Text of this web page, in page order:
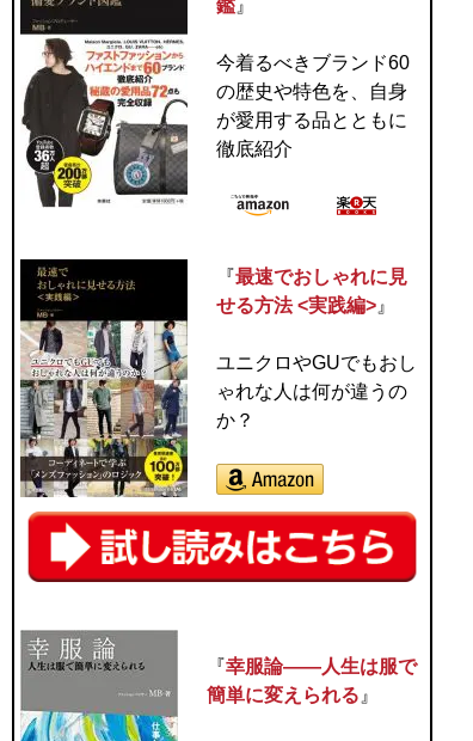
鑑 』
今着るべきブランド60
の歴史や特色を、自身
が愛用する品とともに
徹底紹介
『最速でおしゃれに見
せる方法 <実践編> 』
ユニクロやGUでもおし
ゃれな人は何が違うの
か？
『幸服論――人生は服で
簡単に変えられる 』